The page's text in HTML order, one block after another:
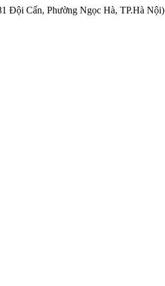
Đội Cấn, Phường Ngọc Hà, TP.Hà Nội)